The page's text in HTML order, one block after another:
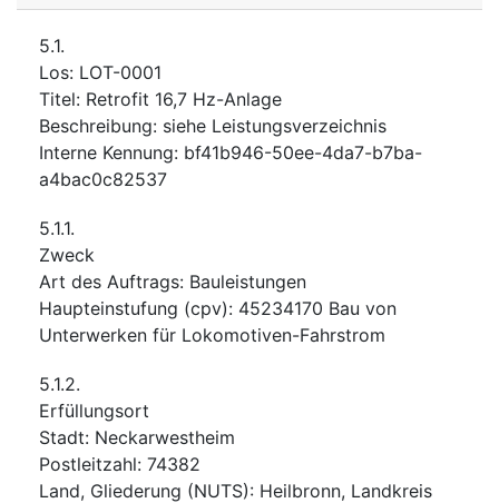
5.1.
Los: LOT-0001
Titel: Retrofit 16,7 Hz-Anlage
Beschreibung: siehe Leistungsverzeichnis
Interne Kennung: bf41b946-50ee-4da7-b7ba-
a4bac0c82537
5.1.1.
Zweck
Art des Auftrags: Bauleistungen
Haupteinstufung (cpv): 45234170 Bau von
Unterwerken für Lokomotiven-Fahrstrom
5.1.2.
Erfüllungsort
Stadt: Neckarwestheim
Postleitzahl: 74382
Land, Gliederung (NUTS): Heilbronn, Landkreis